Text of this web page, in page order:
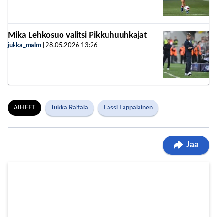
Mika Lehkosuo valitsi Pikkuhuuhkajat
jukka_malm 28.05.2026 13:26
AIHEET Jukka Raitala Lassi Lappalainen
Jaa